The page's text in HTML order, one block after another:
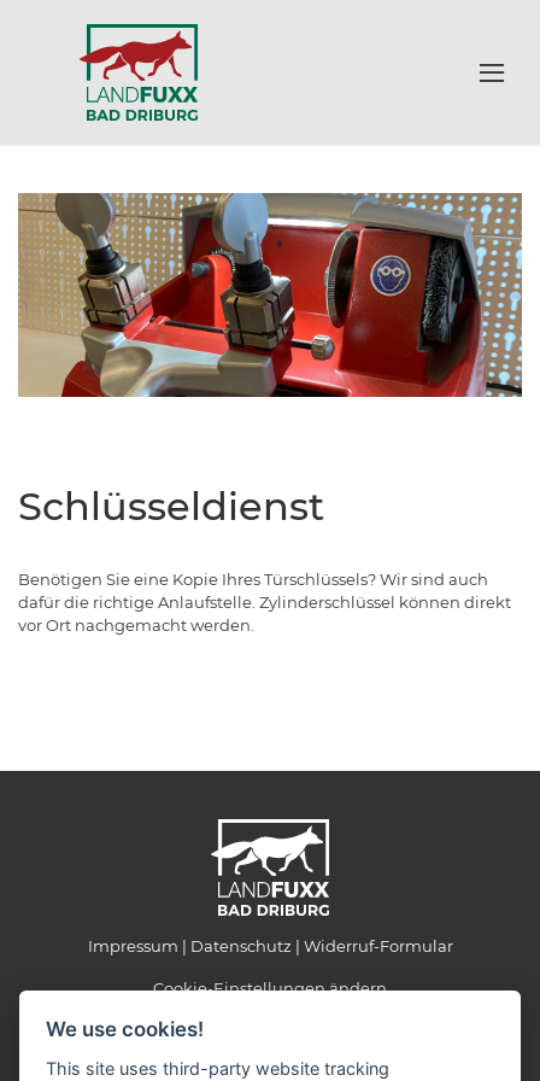
Schlüsseldienst
Benötigen Sie eine Kopie Ihres Türschlüssels? Wir sind auch
dafür die richtige Anlaufstelle. Zylinderschlüssel können direkt
vor Ort nachgemacht werden.
Impressum Datenschutz Widerruf-Formular
Cookie-Einstellungen ändern
Konrad-Adenauer-Ring 2a
We use cookies!
This site uses third-party website tracking